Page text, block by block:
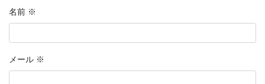
名前 ※
メール ※